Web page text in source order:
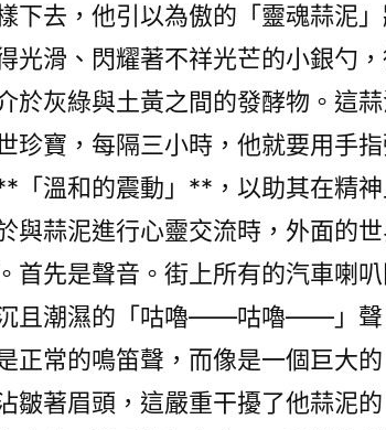
下去，他引以為傲的「靈魂蒜泥
光滑、閃耀著不祥光芒的小銀勺
於灰綠與土黃之間的發酵物。這
珍寶，每隔三小時，他就要用手
「溫和的震動」**，以助其在精
與蒜泥進行心靈交流時，外面的
首先是聲音。街上所有的汽車喇
且潮濕的「咕嚕——咕嚕——」聲
正常的鳴笛聲，而像是一個巨大
皺著眉頭，這嚴重干擾了他蒜泥